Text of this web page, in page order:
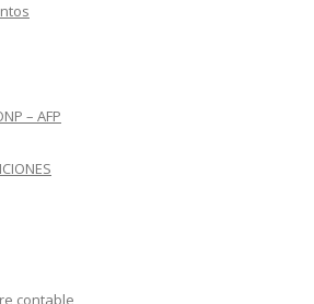
– AFP
contable